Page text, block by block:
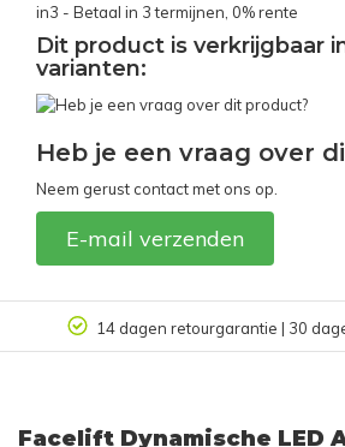
in3 - Betaal in 3 termijnen, 0% rente
Dit product is verkrijgbaar
varianten:
Heb je een vraag over
Neem gerust contact met ons op.
E-mail verzenden
Facelift Dynamische LED